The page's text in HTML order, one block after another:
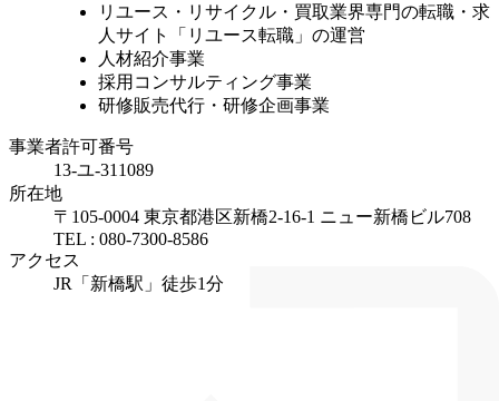
リユース・リサイクル・買取業界専門の転職・求
人サイト「リユース転職」の運営
人材紹介事業
採用コンサルティング事業
研修販売代行・研修企画事業
事業者許可番号
13-ユ-311089
所在地
〒105-0004 東京都港区新橋2-16-1 ニュー新橋ビル708
TEL : 080-7300-8586
アクセス
JR「新橋駅」徒歩1分